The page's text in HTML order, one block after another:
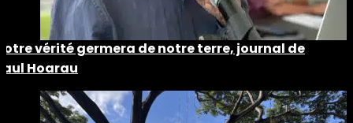
vérité germera de notre terre, journal de
Hoarau